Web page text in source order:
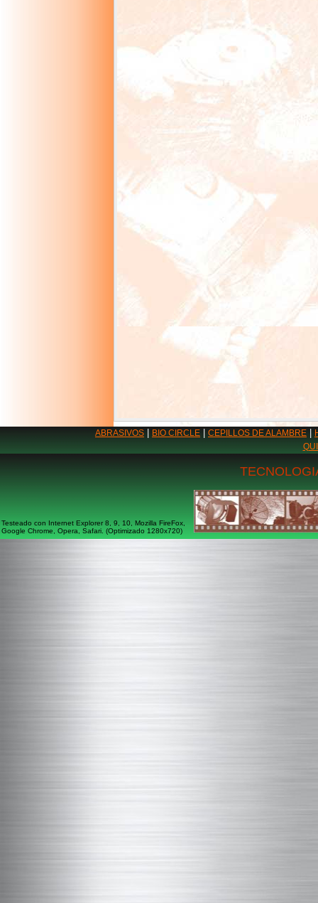
ABRASIVOS BIO CIRCLE CEPILLOS DE ALAMBRE
Testeado con Internet Explorer 8, 9, 10, Mozilla FireFox,
Google Chrome, Opera, Safari. (Optimizado 1280x720)